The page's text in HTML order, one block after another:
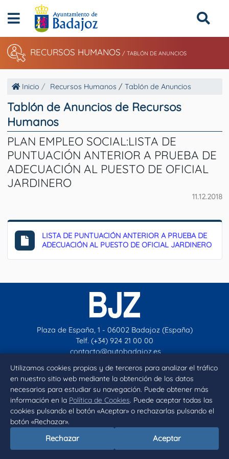
Utilizamos cookies propias y de terceros para analizar el tráfico
en nuestro sitio web mediante la obtención de los datos
necesarios para estudiar su navegación. Puede obtener más
información en la Política de Cookies. Puede aceptar todas las
cookies pulsando el botón «Aceptar» o rechazarlas pulsando el
botón «Rechazar».
Rechazar Aceptar
RECURSOS HUMANOS / TABLÓN DE ANUNCIOS
Inicio Recursos Humanos / Tablón de Anuncios
Tablón de Anuncios de Recursos
Humanos
PLAN EMPLEO SOCIAL:LISTA DE
PUNTUACIÓN ANTERIOR A PRUEBA DE
ADECUACIÓN AL PUESTO DE OFICIAL
JARDINERO
11.12.2018
LISTA DE PUNTUACIÓN ANTERIOR A PRUEBA DE
ADECUACIÓN AL PUESTO DE OFICIAL JARDINERO
Plaza de España, 1 - 06002 Badajoz (España)
Telf. (+34) 924 21 00 00
contacto@aytobadajoz.es
Facebook
X Instagram
YouTube
Inicio Aviso legal Privacidad Política de Cookies
Declaración de accesibilidad